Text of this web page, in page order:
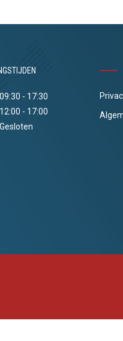
09:30 - 17:30
12:00 - 17:00
Gesloten